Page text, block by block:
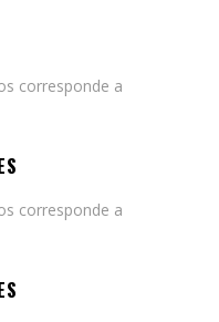
corresponde a
corresponde a